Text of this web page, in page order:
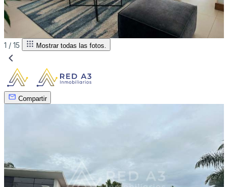
1 / 15 Mostrar todas las fotos.
Compartir